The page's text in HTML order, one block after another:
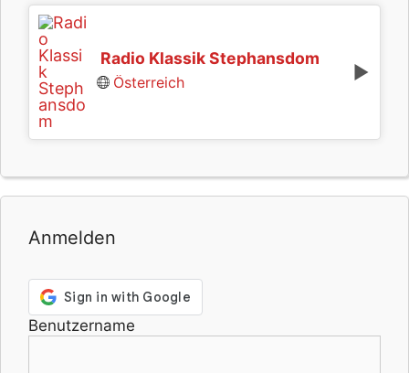
Radio Klassik Stephansdom
Österreich
Anmelden
Benutzername